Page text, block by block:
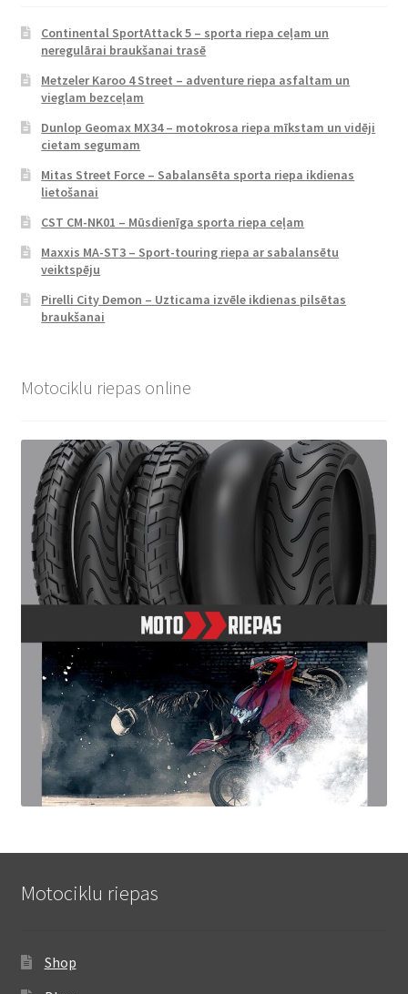
Continental SportAttack 5 – sporta riepa ceļam un
neregulārai braukšanai trasē
Metzeler Karoo 4 Street – adventure riepa asfaltam un
vieglam bezceļam
Dunlop Geomax MX34 – motokrosa riepa mīkstam un vidēji
cietam segumam
Mitas Street Force – Sabalansēta sporta riepa ikdienas
lietošanai
CST CM-NK01 – Mūsdienīga sporta riepa ceļam
Maxxis MA-ST3 – Sport-touring riepa ar sabalansētu
veiktspēju
Pirelli City Demon – Uzticama izvēle ikdienas pilsētas
braukšanai
Motociklu riepas online
Motociklu riepas
Shop